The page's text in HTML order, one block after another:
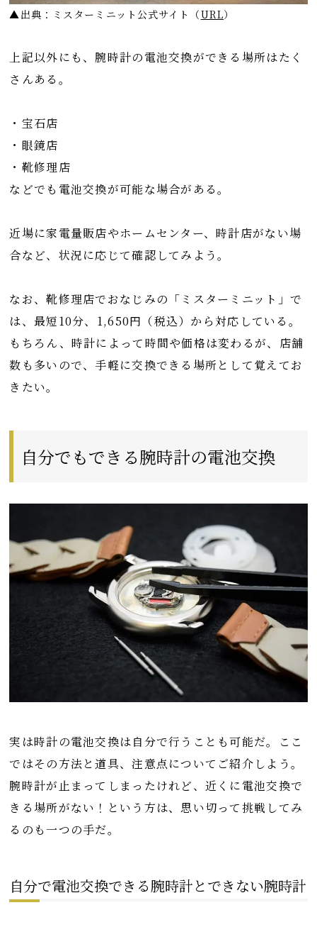
▲出典：ミスターミニット公式サイト （URL）
上記以外にも、腕時計の電池交換ができる場所はたく
さんある。
・宝石店
・眼鏡店
・靴修理店
などでも電池交換が可能な場合がある。
近場に家電量販店やホームセンター、時計店がない場
合など、状況に応じて確認してみよう。
なお、靴修理店でおなじみの「ミスターミニット」で
は、最短10分、1,650円（税込）から対応している。
もちろん、時計によって時間や価格は変わるが、店舗
数も多いので、手軽に交換できる場所として覚えてお
きたい。
自分でもできる腕時計の電池交換
実は時計の電池交換は自分で行うことも可能だ。ここ
ではその方法と道具、注意点についてご紹介しよう。
腕時計が止まってしまったけれど、近くに電池交換で
きる場所がない！という方は、思い切って挑戦してみ
るのも一つの手だ。
自分で電池交換できる腕時計とできない腕時計